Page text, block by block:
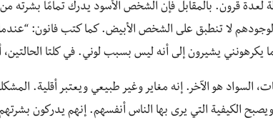
لعدة قرون. بالمقابل فإن الشخص الأسود يدرك تمامًا بشرته
لوجودهم لا تنطبق على الشخص الأبيض. كما كتب فانون:
يكرهونني يشيرون إلى أنه ليس بسبب لوني. في كلتا
السواد هو الآخر. إنه مغاير وغير طبيعي ويعتبر أقلية.
ويصبح الكيفية التي يرى بها الناس أنفسهم. إنهم يدركون